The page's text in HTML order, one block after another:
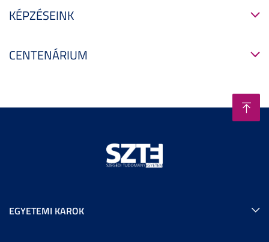
KÉPZÉSEINK
CENTENÁRIUM
EGYETEMI KAROK